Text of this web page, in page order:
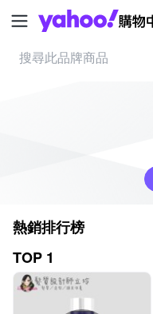
熱銷排行榜
TOP 1